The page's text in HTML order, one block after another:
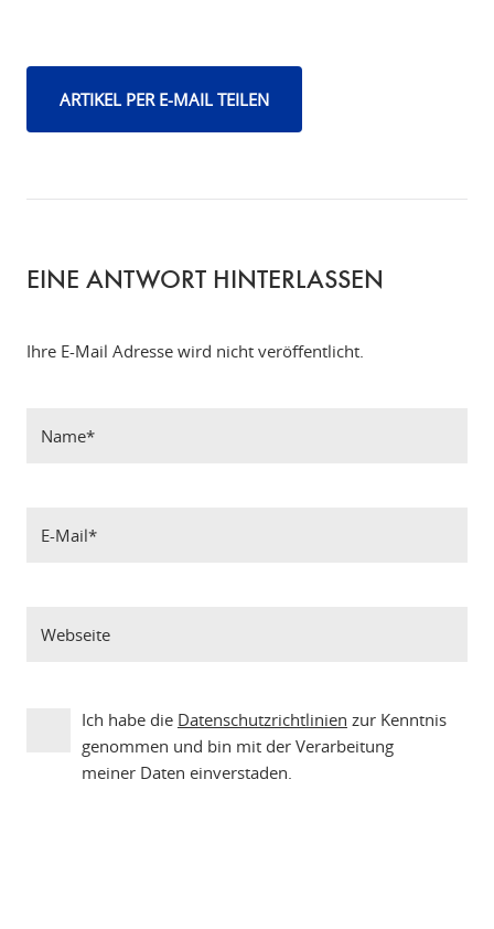
ARTIKEL PER E-MAIL TEILEN
EINE ANTWORT HINTERLASSEN
Ihre E-Mail Adresse wird nicht veröffentlicht.
Ich habe die Datenschutzrichtlinien zur Kenntnis
genommen und bin mit der Verarbeitung
meiner Daten einverstaden.